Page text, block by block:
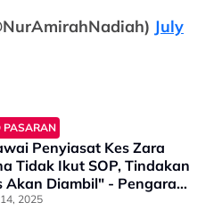
July
PASARAN
Penyiasat Kes Zara
Tidak Ikut SOP, Tindakan
Akan Diambil" - Pengarah
2025